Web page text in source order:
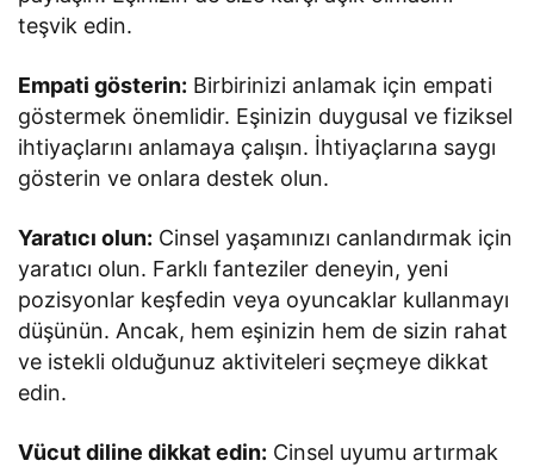
teşvik edin.
Empati gösterin: Birbirinizi anlamak için empati
göstermek önemlidir. Eşinizin duygusal ve fiziksel
ihtiyaçlarını anlamaya çalışın. İhtiyaçlarına saygı
gösterin ve onlara destek olun.
Yaratıcı olun: Cinsel yaşamınızı canlandırmak için
yaratıcı olun. Farklı fanteziler deneyin, yeni
pozisyonlar keşfedin veya oyuncaklar kullanmayı
düşünün. Ancak, hem eşinizin hem de sizin rahat
ve istekli olduğunuz aktiviteleri seçmeye dikkat
edin.
Vücut diline dikkat edin: Cinsel uyumu artırmak